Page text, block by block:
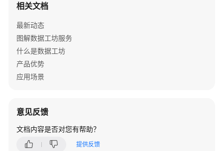
参
考
产
品
术
语
任
担
相关文档
最新动态
图解数据工坊服务
什么是数据工坊
产品优势
应用场景
意见反馈
文档内容是否对您有帮助？
提供反馈